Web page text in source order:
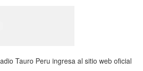
Tauro Peru ingresa al sitio web oficial